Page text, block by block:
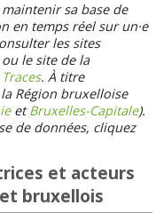
sa base de
en temps réel sur un·e
les sites
le site de la
Traces. À titre
Région bruxelloise
etBruxelles-Capitale).
de données, cliquez
et acteurs
bruxellois